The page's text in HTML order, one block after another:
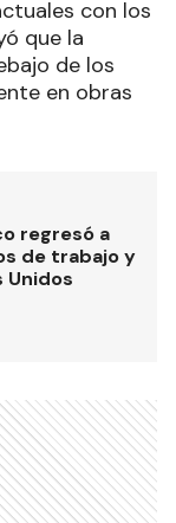
con los
que la
de los
en obras
regresó a
de trabajo y
Unidos